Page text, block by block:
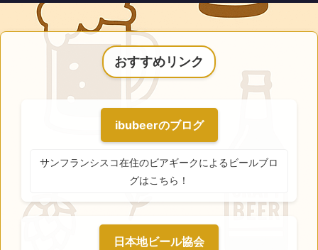
おすすめリンク
ibubeerのブログ
サンフランシスコ在住のビアギークによるビールブロ
グはこちら！
日本地ビール協会